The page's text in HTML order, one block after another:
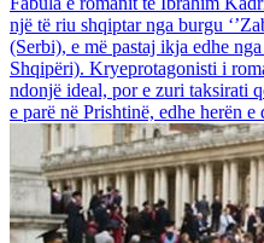
një të riu shqiptar nga burgu
(Serbi), e më pastaj ikja edhe
Shqipëri). Kryeprotagonisti i
ndonjë ideal, por e zuri taksirati
e parë në Prishtinë, edhe herën e